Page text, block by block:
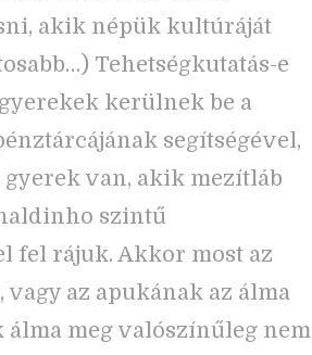
akik népük kultúráját
Tehetségkutatás-e
kerülnek be a
segítségével,
van, akik mezítláb
szintű
fel rájuk. Akkor most az
az apukának az álma
meg valószínűleg nem